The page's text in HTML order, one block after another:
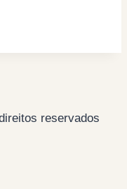
reservados